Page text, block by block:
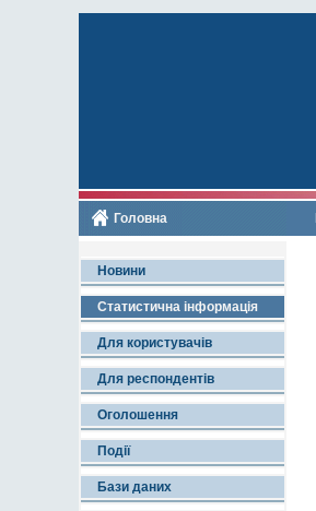
Головна
Новини
Статистична інформація
Для користувачів
Для респондентів
Оголошення
Події
Бази даних